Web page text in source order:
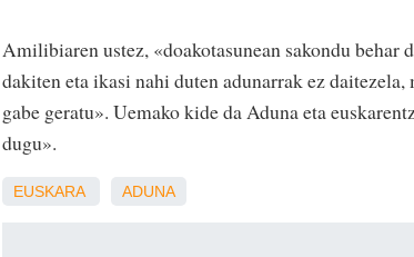
Amilibiaren ustez, «doakotasunean sakondu behar
dakiten eta ikasi nahi duten adunarrak ez
gabe geratu». Uemako kide da Aduna eta
dugu».
EUSKARA ADUNA